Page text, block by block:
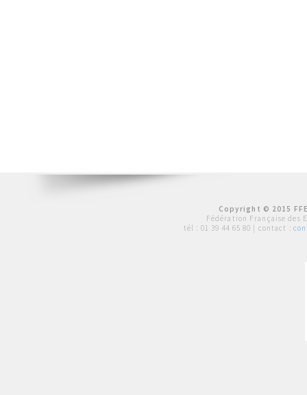
Copyright © 2015
Fédération Française des
tél : 01 39 44 65 80 | contact :